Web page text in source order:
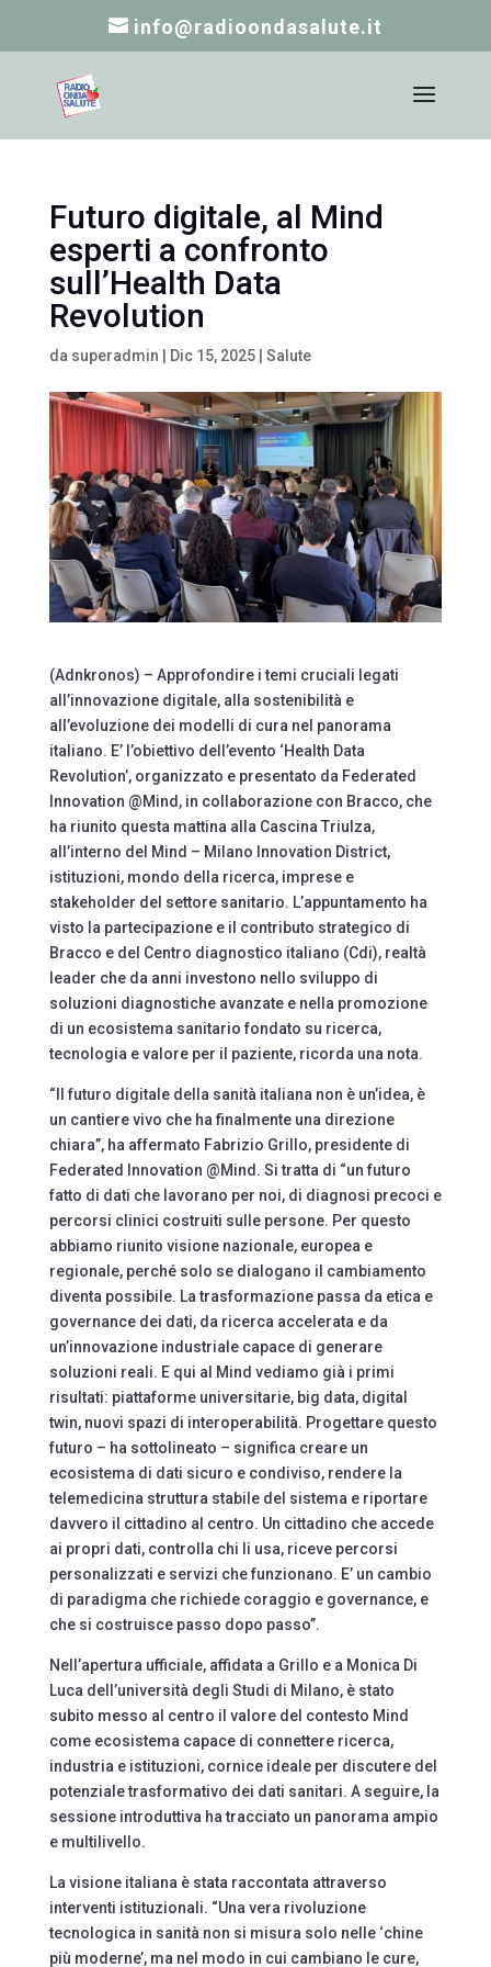
info@radioondasalute.it
Futuro digitale, al Mind
esperti a confronto
sull’Health Data
Revolution
da superadmin Dic 15, 2025| Salute
(Adnkronos) – Approfondire i temi cruciali legati
all’innovazione digitale, alla sostenibilità e
all’evoluzione dei modelli di cura nel panorama
italiano. E’ l’obiettivo dell’evento ‘Health Data
Revolution’, organizzato e presentato da Federated
Innovation @Mind, in collaborazione con Bracco, che
ha riunito questa mattina alla Cascina Triulza,
all’interno del Mind – Milano Innovation District,
istituzioni, mondo della ricerca, imprese e
stakeholder del settore sanitario. L’appuntamento ha
visto la partecipazione e il contributo strategico di
Bracco e del Centro diagnostico italiano (Cdi), realtà
leader che da anni investono nello sviluppo di
soluzioni diagnostiche avanzate e nella promozione
di un ecosistema sanitario fondato su ricerca,
tecnologia e valore per il paziente, ricorda una nota.
“Il futuro digitale della sanità italiana non è un’idea, è
un cantiere vivo che ha finalmente una direzione
chiara”, ha affermato Fabrizio Grillo, presidente di
Federated Innovation @Mind. Si tratta di “un futuro
fatto di dati che lavorano per noi, di diagnosi precoci e
percorsi clinici costruiti sulle persone. Per questo
abbiamo riunito visione nazionale, europea e
regionale, perché solo se dialogano il cambiamento
diventa possibile. La trasformazione passa da etica e
governance dei dati, da ricerca accelerata e da
un’innovazione industriale capace di generare
soluzioni reali. E qui al Mind vediamo già i primi
risultati: piattaforme universitarie, big data, digital
twin, nuovi spazi di interoperabilità. Progettare questo
futuro – ha sottolineato – significa creare un
ecosistema di dati sicuro e condiviso, rendere la
telemedicina struttura stabile del sistema e riportare
davvero il cittadino al centro. Un cittadino che accede
ai propri dati, controlla chi li usa, riceve percorsi
personalizzati e servizi che funzionano. E’ un cambio
di paradigma che richiede coraggio e governance, e
che si costruisce passo dopo passo”.
Nell’apertura ufficiale, affidata a Grillo e a Monica Di
Luca dell’università degli Studi di Milano, è stato
subito messo al centro il valore del contesto Mind
come ecosistema capace di connettere ricerca,
industria e istituzioni, cornice ideale per discutere del
potenziale trasformativo dei dati sanitari. A seguire, la
sessione introduttiva ha tracciato un panorama ampio
e multilivello.
La visione italiana è stata raccontata attraverso
interventi istituzionali. “Una vera rivoluzione
tecnologica in sanità non si misura solo nelle ‘chine
più moderne’, ma nel modo in cui cambiano le cure,